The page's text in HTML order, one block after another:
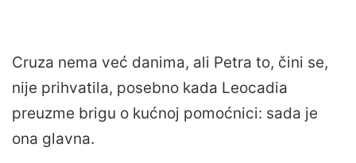
Cruza nema već danima, ali Petra to, čini se,
nije prihvatila, posebno kada Leocadia
preuzme brigu o kućnoj pomoćnici: sada je
ona glavna.